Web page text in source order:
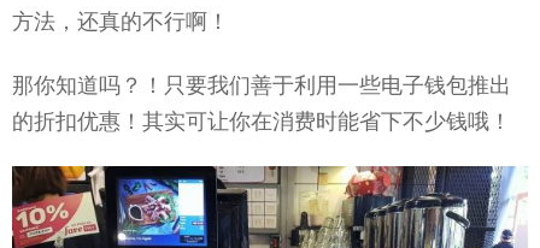
方法，还真的不行啊！
那你知道吗？！只要我们善于利用一些电子钱包推出
的折扣优惠！其实可让你在消费时能省下不少钱哦！